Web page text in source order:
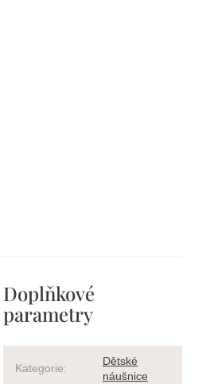
Doplňkové
parametry
Kategorie:
Dětské
náušnice